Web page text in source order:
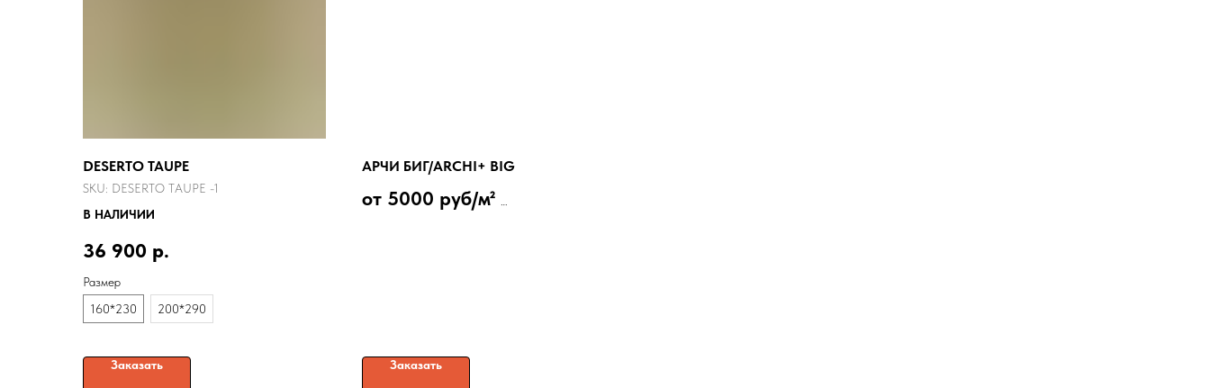
DESERTO TAUPE
SKU: DESERTO TAUPE -1
В НАЛИЧИИ
36 900 р.
Размер
160*230
200*290
Заказать
АРЧИ БИГ/ARCHI+ BIG
от 5000 руб/м²
Заказать